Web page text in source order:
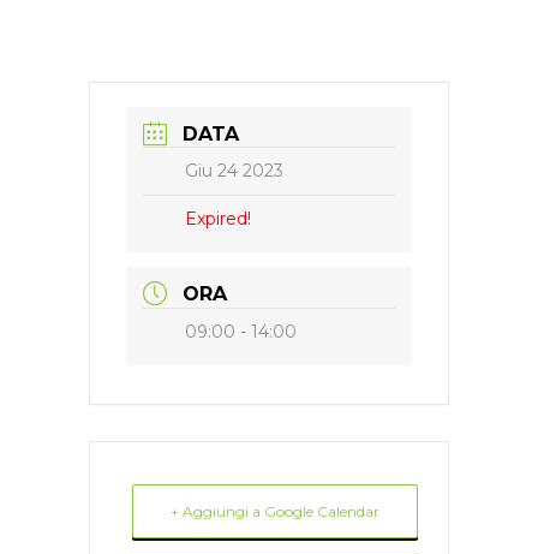
DATA
Giu 24 2023
Expired!
ORA
09:00 - 14:00
+ Aggiungi a Google Calendar